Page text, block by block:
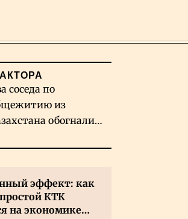
соседа по
из
обогнали
эффект: как
КТК
на экономике